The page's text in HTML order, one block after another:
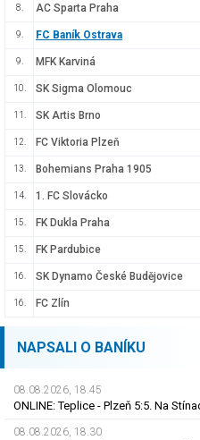
8. AC Sparta Praha
9. FC Baník Ostrava
9. MFK Karviná
10. SK Sigma Olomouc
11. SK Artis Brno
12. FC Viktoria Plzeň
13. Bohemians Praha 1905
14. 1. FC Slovácko
15. FK Dukla Praha
15. FK Pardubice
16. SK Dynamo České Budějovice
16. FC Zlín
NAPSALI O BANÍKU
08.08.2026, 18.45
08.08.2026, 18.30